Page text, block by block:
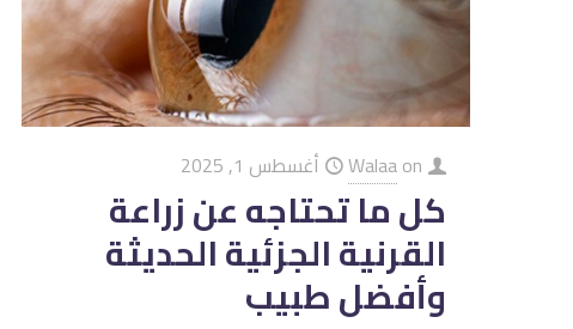
Walaaon أغسطس 1, 2025
كل ما تحتاجه عن زراعة
القرنية الجزئية الحديثة
وأفضل طبيب